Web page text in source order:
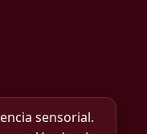
sensorial.